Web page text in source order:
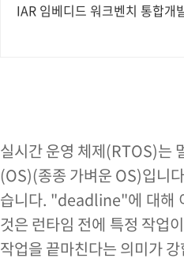
IAR 임베디드 워크벤치 통합개
실시간 운영 체제(RTOS)는
(OS)(종종 가벼운 OS)입니
습니다. "deadline"에 대해
것은 런타임 전에 특정 작업
작업을 끝마친다는 의미가